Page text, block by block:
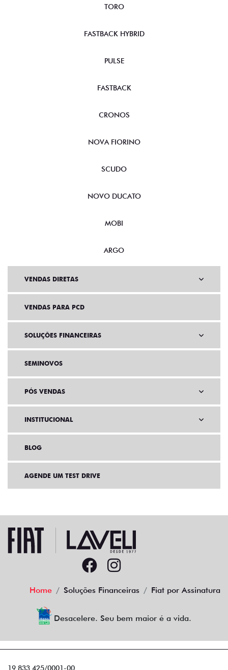
TORO
FASTBACK HYBRID
PULSE
FASTBACK
CRONOS
NOVA FIORINO
SCUDO
NOVO DUCATO
MOBI
ARGO
VENDAS DIRETAS
VENDAS PARA PCD
SOLUÇÕES FINANCEIRAS
SEMINOVOS
PÓS VENDAS
INSTITUCIONAL
BLOG
AGENDE UM TEST DRIVE
Home Soluções Financeiras Fiat por Assinatura
Desacelere. Seu bem maior é a vida.
19.833.425/0001-00